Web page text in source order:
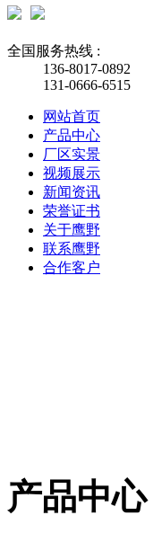
全国服务热线 :
136-8017-0892
131-0666-6515
网站首页
产品中心
厂区实景
视频展示
新闻资讯
荣誉证书
关于鹰野
联系鹰野
合作客户
产品中心